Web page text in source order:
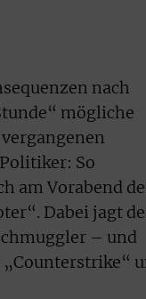
nach
mögliche
So
am Vorabend
Dabei jagt
– und